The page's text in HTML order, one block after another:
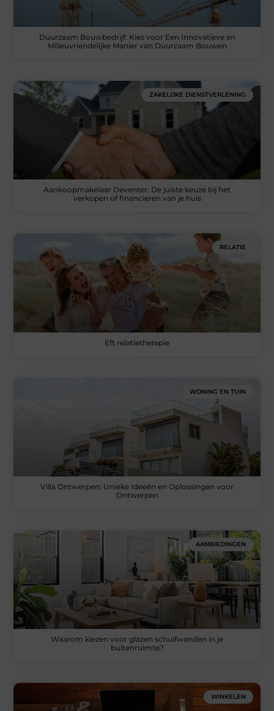
Duurzaam Bouwbedrijf: Kies voor Een Innovatieve en
Milieuvriendelijke Manier van Duurzaam Bouwen
ZAKELIJKE DIENSTVERLENING
Aankoopmakelaar Deventer: De juiste keuze bij het
verkopen of financieren van je huis
RELATIE
Eft relatietherapie
WONING EN TUIN
Villa Ontwerpen: Unieke Ideeën en Oplossingen voor
Ontwerpen
AANBIEDINGEN
Waarom kiezen voor glazen schuifwanden in je
buitenruimte?
WINKELEN